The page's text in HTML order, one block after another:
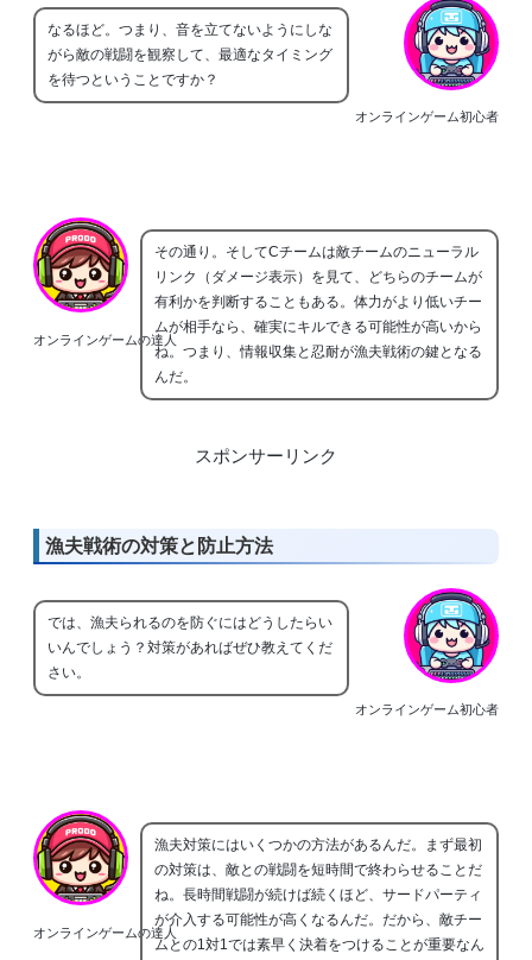
オンラインゲーム初心者
なるほど。つまり、音を立てないようにしな
がら敵の戦闘を観察して、最適なタイミング
を待つということですか？
オンラインゲームの達人
その通り。そしてCチームは敵チームのニューラル
リンク（ダメージ表示）を見て、どちらのチームが
有利かを判断することもある。体力がより低いチー
ムが相手なら、確実にキルできる可能性が高いから
ね。つまり、情報収集と忍耐が漁夫戦術の鍵となる
んだ。
スポンサーリンク
漁夫戦術の対策と防止方法
オンラインゲーム初心者
では、漁夫られるのを防ぐにはどうしたらい
いんでしょう？対策があればぜひ教えてくだ
さい。
オンラインゲームの達人
漁夫対策にはいくつかの方法があるんだ。まず最初
の対策は、敵との戦闘を短時間で終わらせることだ
ね。長時間戦闘が続けば続くほど、サードパーティ
が介入する可能性が高くなるんだ。だから、敵チー
ムとの1対1では素早く決着をつけることが重要なん